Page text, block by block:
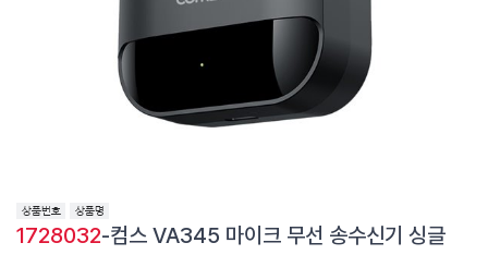
1728032-컴스 VA345 마이크 무선 송수신기 싱글